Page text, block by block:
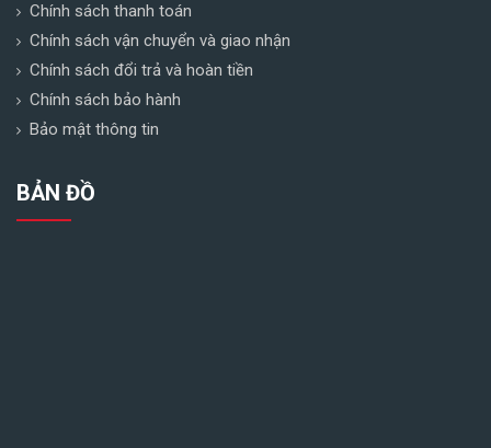
Chính sách thanh toán
Chính sách vận chuyển và giao nhận
Chính sách đổi trả và hoàn tiền
Chính sách bảo hành
Bảo mật thông tin
BẢN ĐỒ